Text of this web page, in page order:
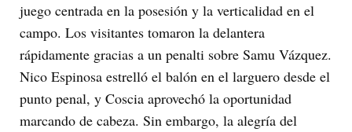
juego centrada en la posesión y la verticalidad en el
campo. Los visitantes tomaron la delantera
rápidamente gracias a un penalti sobre Samu Vázquez.
Nico Espinosa estrelló el balón en el larguero desde el
punto penal, y Coscia aprovechó la oportunidad
marcando de cabeza. Sin embargo, la alegría del